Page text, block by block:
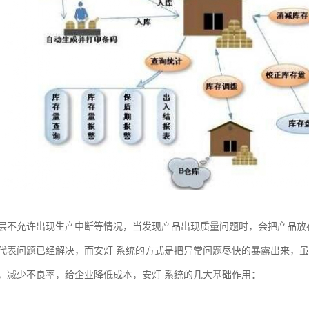
不允许出现生产中断等情况，当发现产品出现质量问题时，会把产品
表问题已经解决，而安灯 系统的方式是把异常问题尽快的暴露出来，
减少不良率，给企业降低成本，安灯 系统的几大基础作用：